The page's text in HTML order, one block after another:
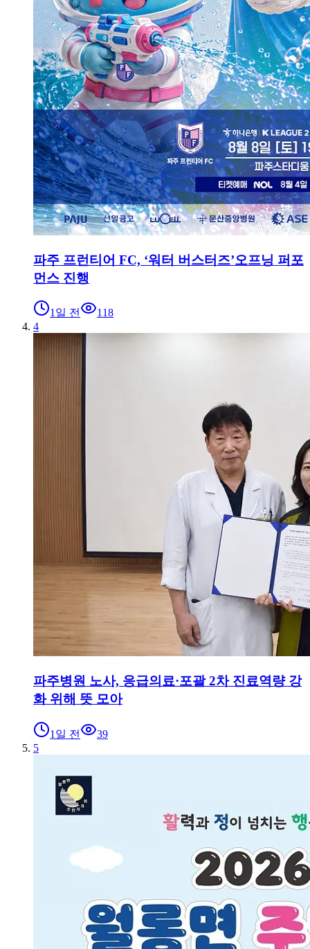
파주 프런티어 FC, ‘워터 버스터즈’오프닝 퍼포
먼스 진행
1일 전
118
4
파주병원 노사, 응급의료·포괄 2차 진료역량 강
화 위해 뜻 모아
1일 전
39
5